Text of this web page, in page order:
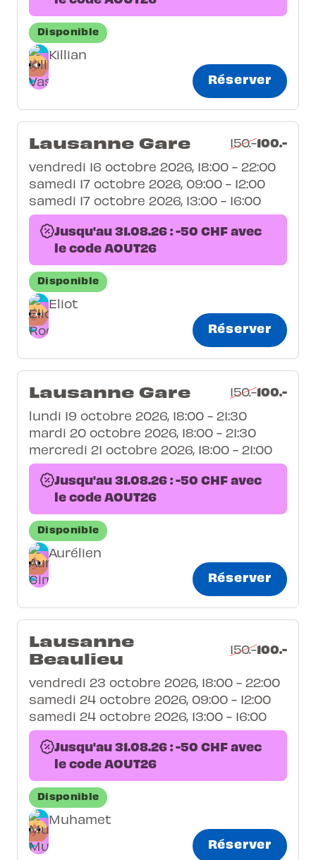
Disponible
Killian
Réserver
Lausanne Gare 150.-100.-
vendredi 16 octobre 2026, 18:00 - 22:00
samedi 17 octobre 2026, 09:00 - 12:00
samedi 17 octobre 2026, 13:00 - 16:00
Jusqu'au 31.08.26 : -50 CHF avec
le code AOUT26
Disponible
Eliot
Réserver
Lausanne Gare 150.-100.-
lundi 19 octobre 2026, 18:00 - 21:30
mardi 20 octobre 2026, 18:00 - 21:30
mercredi 21 octobre 2026, 18:00 - 21:00
Jusqu'au 31.08.26 : -50 CHF avec
le code AOUT26
Disponible
Aurélien
Réserver
Lausanne
Beaulieu
150.-100.-
vendredi 23 octobre 2026, 18:00 - 22:00
samedi 24 octobre 2026, 09:00 - 12:00
samedi 24 octobre 2026, 13:00 - 16:00
Jusqu'au 31.08.26 : -50 CHF avec
le code AOUT26
Disponible
Muhamet
Réserver